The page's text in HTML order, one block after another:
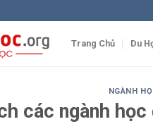
Trang Chủ Du
NGÀNH
các ngành